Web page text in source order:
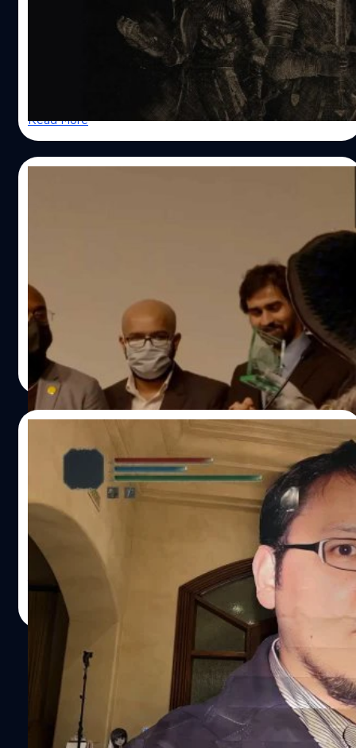
หากพูดถึงเกมที่เล่นแล้วรู้สึกอยากปาจอยทิ้งหรือทำให้เกมเม
อร์อย่างเรา ๆ นั้นหัวร้อนคงหนีไม่พ้น เกมตระกูล Souls อย่าง
ที่เรารู้จักในประเภทเกม Souls-Like เมื่อพูดถึง “ความยาก”
ในการเล่นเกมของแต่ละคนนั้นเราอาจจะนึกถึงเกมมากมายที่มี
ความยากแตกต่างกันไป แต่ถ้าหากเป็นเกมเมอร์อย่างชาวเรา
แล้วเมื่อพูดถึงเกมยากในปัจจุบันต้องหนีไม่พ้นเกมตระกูล
Souls วังวนแห่งความทรมานได้กำเนิดขึ้นจาก “Demon’s
อย่าง “Elden Ring” ซึ่งทั้งหมดนี้เป็นคือผลงานของ
เล่นเข้าไปยังโลกแฟนตาซีไร้ซึ่งวิธีสอนการเล่นเป็นหลักเป็น
แหล่ง มีเพียงความหฤโหดที่มอบให้ เรื่องราวที่เกิดขึ้นในโลก
ของเกมที่มีเพียงผู้เล่นเป็นคนคอยลำดับเหตุการณ์ด้วยตนเอง
ทั้งหมดนี้คือองค์ประกอบที่แปรเปลี่ยนเป็นเหตุผลและกลไก
ความสนุกของเกมตระกูล Souls ในที่สุด กับเกมอื่น ความตาย
อาจเป็นเพียงความล้มเหลว แต่สำหรับเกมนี้การล้มให้กับคม
ดาบและความป่าเถื่อนของศัตรู กลับเป็นแรงผลักดันให้ผู้เล่น
ได้เสริมทักษะการเล่น, เรียนรู้ความผิดพลาด จดจำจังหวะของ
ศัตรู และนำไปใช้ในอุปสรรคครั้งถัดไป ที่สำคัญชัยชนะจากที่
กล่าวมาคือเสน่ห์ของซีรีส์ Souls ที่มัดตัวผู้เล่นได้อยู่หมัดจน
ค่อย ๆ ได้รับความนิยมในระดับมหาชน เพราะเมื่อ ทำให้ทุก ๆ
ชัยชนะเต็มไปด้วยความภาคภูมิใจ เมื่อกำจัดศัตรูได้แล้วเราจะ
รู้สึกภูมิใจอย่างบอกไม่ถูกเพราะเราได้ใช้เวลาและเรียนรู้สิ่งที่
เราต้องทำหรือจัดการศัตรูจนเราเข้าใจ ก้าวผ่านความยาก
ลำบากได้ด้วยตัวเราเอง เกมตระกูล Souls เพิ่งจะได้รับความ
นิยมในบ้านเราช่วงหลัง ๆ ทั้งจากการติดตามข่าวสารเกมที่
สะดวกขึ้น รวมไปถึง YouTuber สายเกมชื่อดังอย่าง…
| 1286 days ago
Read More
Game of the Year จากงาน New York Game
จากงาน New York Game Awards ครั้งล่าสุด Elden Ring ได้
ชนะ 2 รางวัลใหญ่ ประกอบไปด้วย รางวัลสาขา Best World
และ Game of the Year ซึ่งในงานนี้ทางทีมงานได้ส่ง Ranni ตัว
ละครจากในเกมขึ้นเวทีเพื่อรับรางวัล
กรณ์รัฐภาส ธนวัตไชยศรี| 1290 days ago
Read More
เมื่อ Hidetaka Miyazaki ถูกสร้างให้มีขนาด
20 ฟุต เขาคือบอสที่แท้จริงใน Elden Ring
เมื่อ Hidetaka Miyazaki ถูกสร้างให้มีขนาด 20 ฟุต เขาคือ
บอสที่แท้จริงใน Elden Ring
จีรนาถ เรืองทรัพย์ | 1300 days ago
Read More
1
2